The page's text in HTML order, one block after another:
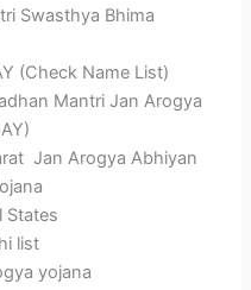
Swasthya Bhima
(Check Name List)
Mantri Jan Arogya
Jan Arogya Abhiyan
States
list
yojana